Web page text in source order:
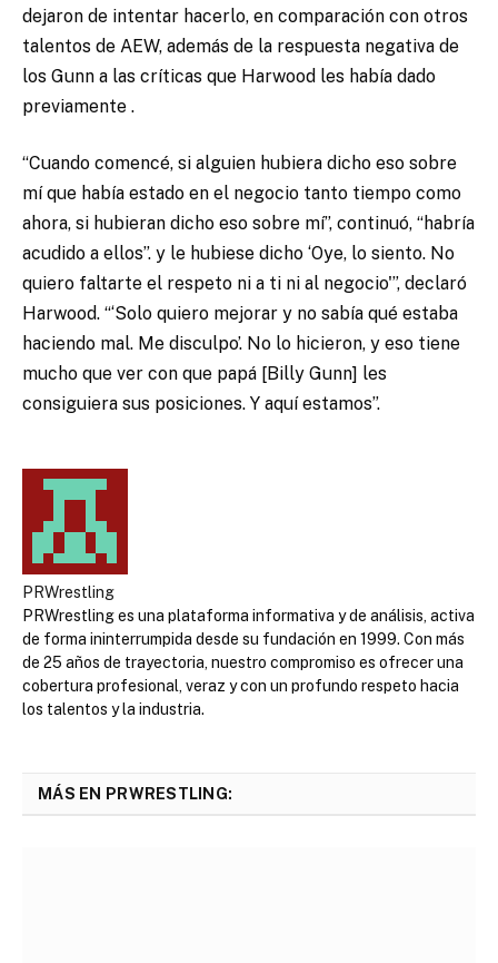
dejaron de intentar hacerlo, en comparación con otros
talentos de AEW, además de la respuesta negativa de
los Gunn a las críticas que Harwood les había dado
previamente .
“Cuando comencé, si alguien hubiera dicho eso sobre
mí que había estado en el negocio tanto tiempo como
ahora, si hubieran dicho eso sobre mí”, continuó, “habría
acudido a ellos”. y le hubiese dicho ‘Oye, lo siento. No
quiero faltarte el respeto ni a ti ni al negocio'”, declaró
Harwood. “‘Solo quiero mejorar y no sabía qué estaba
haciendo mal. Me disculpo’. No lo hicieron, y eso tiene
mucho que ver con que papá [Billy Gunn] les
consiguiera sus posiciones. Y aquí estamos”.
PRWrestling
PRWrestling es una plataforma informativa y de análisis, activa
de forma ininterrumpida desde su fundación en 1999. Con más
de 25 años de trayectoria, nuestro compromiso es ofrecer una
cobertura profesional, veraz y con un profundo respeto hacia
los talentos y la industria.
MÁS EN PRWRESTLING: